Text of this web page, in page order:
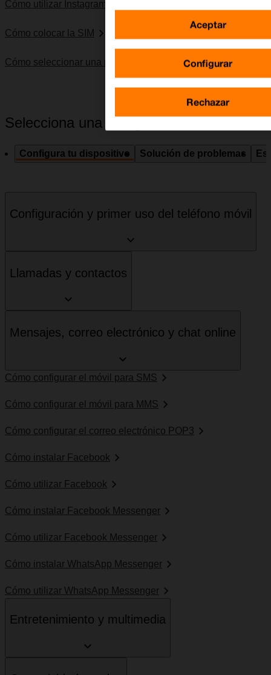
Cómo utilizar Instagram
Cómo colocar la SIM
Cómo seleccionar una red
Selecciona una categoría
Configura tu dispositivo Solución de problemas
Configuración y primer uso del teléfono móvil
Llamadas y contactos
Mensajes, correo electrónico y chat online
Cómo configurar el móvil para SMS
Cómo configurar el móvil para MMS
Cómo configurar el correo electrónico POP3
Cómo instalar Facebook
Cómo utilizar Facebook
Cómo instalar Facebook Messenger
Cómo utilizar Facebook Messenger
Cómo instalar WhatsApp Messenger
Cómo utilizar WhatsApp Messenger
Entretenimiento y multimedia
Configurar
Rechazar
Aceptar